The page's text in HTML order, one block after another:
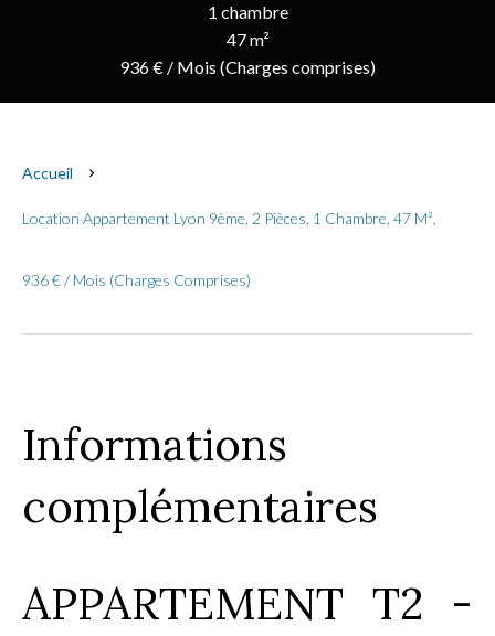
1 chambre
47 m²
936 € / Mois (Charges comprises)
Accueil
Location Appartement Lyon 9ème, 2 Pièces, 1 Chambre, 47 M²,
936 € / Mois (Charges Comprises)
Informations
complémentaires
APPARTEMENT T2 -